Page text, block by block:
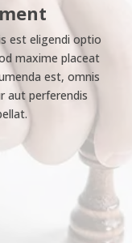
est eligendi optio
maxime placeat
est, omnis
aut perferendis